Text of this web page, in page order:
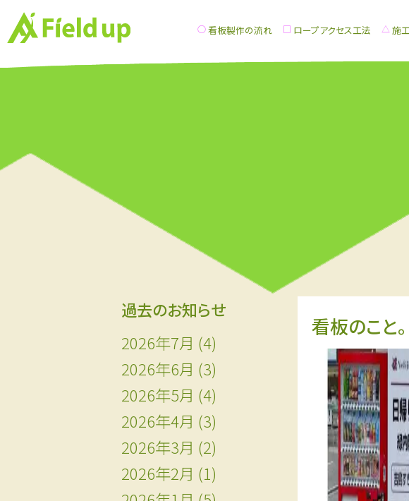
看板製作の流れ ロープアクセス工法 施
看板のこと。
過去のお知らせ
2026年7月 (4)
2026年6月 (3)
2026年5月 (4)
2026年4月 (3)
2026年3月 (2)
2026年2月 (1)